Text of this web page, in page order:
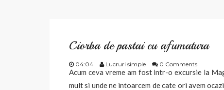
Ciorba de pastai cu afumatura
04:04 Lucruri simple 0 Comments
Acum ceva vreme am fost intr-o excursie la
mult si unde ne intoarcem de cate ori avem